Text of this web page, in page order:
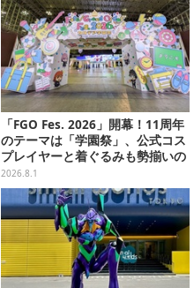
「FGO Fes. 2026」開幕！11周年
のテーマは「学園祭」、公式コス
プレイヤーと着ぐるみも勢揃いの
カルデア学園はお祭り一色
2026.8.1